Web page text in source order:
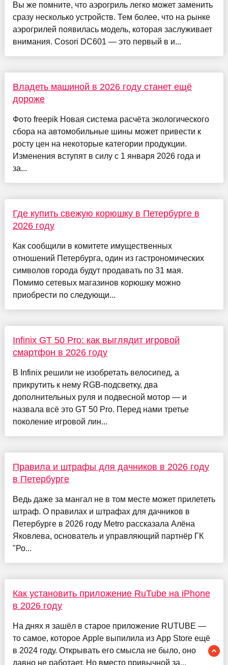
Вы же помните, что аэрогриль легко может заменить
сразу несколько устройств. Тем более, что на рынке
аэрогрилей появилась модель, которая заслуживает
внимания. Cosori DC601 — это первый в и...
Владеть машиной в 2026 году станет ещё
дороже
Фото freepik Новая система расчёта экологического
сбора на автомобильные шины может привести к
росту цен на некоторые категории продукции.
Изменения вступят в силу с 1 января 2026 года и
за...
Где купить свежую корюшку в Петербурге в
2026 году
Как сообщили в комитете имущественных
отношений Петербурга, один из гастрономических
символов города будут продавать по 31 мая.
Помимо сетевых магазинов корюшку можно
приобрести по следующи...
Infinix GT 50 Pro: как выглядит игровой
смартфон в 2026 году
В Infinix решили не изобретать велосипед, а
прикрутить к нему RGB-подсветку, два
дополнительных руля и подвесной мотор — и
назвала всё это GT 50 Pro. Перед нами третье
поколение игровой лин...
Правила и штрафы для дачников в 2026 году
в Петербурге
Ведь даже за мангал не в том месте может прилететь
штраф. О правилах и штрафах для дачников в
Петербурге в 2026 году Metro рассказала Алёна
Яковлева, основатель и управляющий партнёр ГК
"Ро...
Как установить приложение RuTube на iPhone
в 2026 году
На днях я зашёл в старое приложение RUTUBE —
то самое, которое Apple выпилила из App Store ещё
в 2024 году. Открывать его смысла не было, оно
давно не работает. Но вместо привычной за...